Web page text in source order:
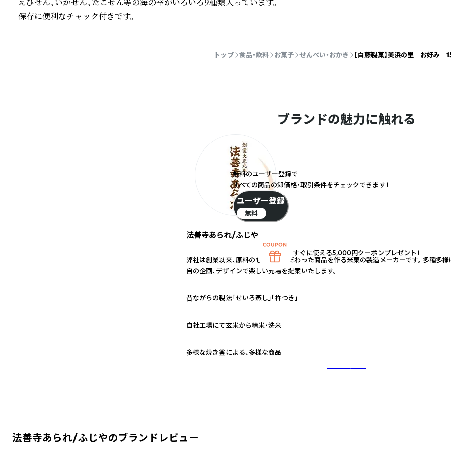
保存に便利なチャック付きです。
トップ 食品・飲料 お菓子 せんべい・おかき 【白藤製菓】美浜の里 お好み
ブランドの魅力に触れる
法善寺あられ/ふじや
弊社は創業以来、原料のもち米にこだわった商品を作る米菓の製造メーカーです。 多種多様
自の企画、デザインで楽しい売場を提案いたします。
昔ながらの製法「せいろ蒸し」「杵つき」
自社工場にて玄米から精米・洗米
多様な焼き釜による、多様な商品
法善寺あられ/ふじやのブランドレビュー
無料のユーザー登録で
すべての商品の卸価格・取引条件をチェックできます！
ユーザー登録
無料
すぐに使える5,000円クーポンプレゼント！